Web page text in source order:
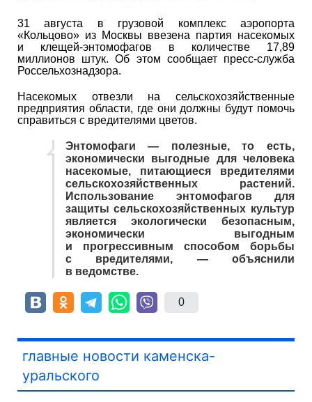
31 августа в грузовой комплекс аэропорта
«Кольцово» из Москвы ввезена партия насекомых
и клещей-энтомофагов в количестве 17,89
миллионов штук. Об этом сообщает пресс-служба
Россельхознадзора.
Насекомых отвезли на сельскохозяйственные
предприятия области, где они должны будут помочь
справиться с вредителями цветов.
Энтомофаги — полезные, то есть,
экономически выгодные для человека
насекомые, питающиеся вредителями
сельскохозяйственных растений.
Использование энтомофагов для
защиты сельскохозяйственных культур
является экологически безопасным,
экономически выгодным
и прогрессивным способом борьбы
с вредителями, — объяснили
в ведомстве.
0
главные новости каменска-
уральского